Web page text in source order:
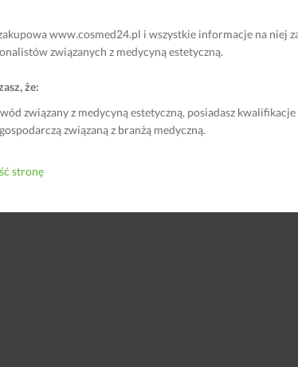
www.cosmed24.pl i wszystkie informacje na niej
związanych z medycyną estetyczną.
że:
związany z medycyną estetyczną, posiadasz
związaną z branżą medyczną.
stronę